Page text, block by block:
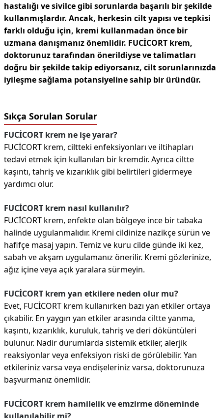
hastalığı ve sivilce gibi sorunlarda başarılı bir şekilde
kullanmışlardır. Ancak, herkesin cilt yapısı ve tepkisi
farklı olduğu için, kremi kullanmadan önce bir
uzmana danışmanız önemlidir. FUCİCORT krem,
doktorunuz tarafından önerildiyse ve talimatları
doğru bir şekilde takip ediyorsanız, cilt sorunlarınızda
iyileşme sağlama potansiyeline sahip bir üründür.
Sıkça Sorulan Sorular
FUCİCORT krem ne işe yarar?
FUCİCORT krem, ciltteki enfeksiyonları ve iltihapları
tedavi etmek için kullanılan bir kremdir. Ayrıca ciltte
kaşıntı, tahriş ve kızarıklık gibi belirtileri gidermeye
yardımcı olur.
FUCİCORT krem nasıl kullanılır?
FUCİCORT krem, enfekte olan bölgeye ince bir tabaka
halinde uygulanmalıdır. Kremi cildinize nazikçe sürün ve
hafifçe masaj yapın. Temiz ve kuru cilde günde iki kez,
sabah ve akşam uygulamanız önerilir. Kremi gözlerinize,
ağız içine veya açık yaralara sürmeyin.
FUCİCORT krem yan etkilere neden olur mu?
Evet, FUCİCORT krem kullanırken bazı yan etkiler ortaya
çıkabilir. En yaygın yan etkiler arasında ciltte yanma,
kaşıntı, kızarıklık, kuruluk, tahriş ve deri döküntüleri
bulunur. Nadir durumlarda sistemik etkiler, alerjik
reaksiyonlar veya enfeksiyon riski de görülebilir. Yan
etkileriniz varsa veya endişeleriniz varsa, doktorunuza
başvurmanız önemlidir.
FUCİCORT krem hamilelik ve emzirme döneminde